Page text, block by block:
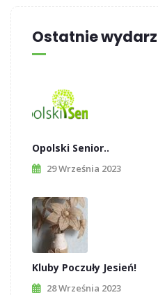
Ostatnie
Opolski Senior..
29 Września 2023
Kluby Poczuły Jesień!
28 Września 2023